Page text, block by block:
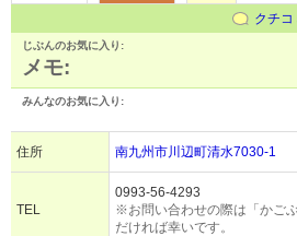
クチコ
じぶんのお気に入り:
メモ:
みんなのお気に入り:
住所 南九州市川辺町清水7030-1
TEL
0993-56-4293
※お問い合わせの際は「かご
だければ幸いです。